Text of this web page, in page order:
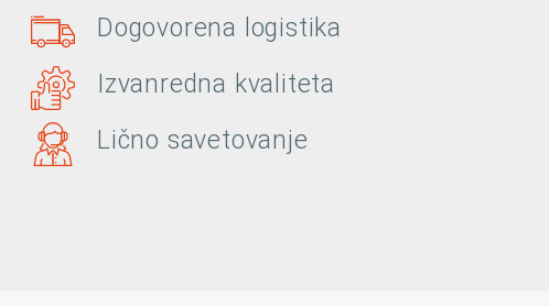
Dogovorena logistika
Izvanredna kvaliteta
Lično savetovanje